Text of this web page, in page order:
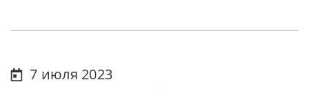
7 июля 2023